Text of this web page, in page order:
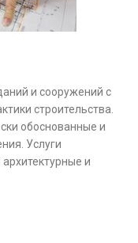
и сооружений с
строительства.
обоснованные и
Услуги
и
с учётом норм и